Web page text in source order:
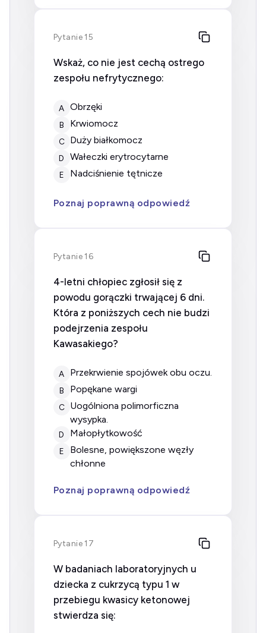
Pytanie 15
Wskaż, co nie jest cechą ostrego
zespołu nefrytycznego:
A Obrzęki
B Krwiomocz
C Duży białkomocz
D Wałeczki erytrocytarne
E Nadciśnienie tętnicze
Poznaj poprawną odpowiedź
Pytanie 16
4-letni chłopiec zgłosił się z
powodu gorączki trwającej 6 dni.
Która z poniższych cech nie budzi
podejrzenia zespołu
Kawasakiego?
A Przekrwienie spojówek obu oczu.
B Popękane wargi
C
Uogólniona polimorficzna
wysypka.
D Małopłytkowość
E
Bolesne, powiększone węzły
chłonne
Poznaj poprawną odpowiedź
Pytanie 17
W badaniach laboratoryjnych u
dziecka z cukrzycą typu 1 w
przebiegu kwasicy ketonowej
stwierdza się: